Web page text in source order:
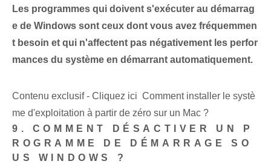
Les programmes qui doivent s'exécuter au démarrag
e de Windows sont ceux dont vous avez fréquemmen
t besoin et qui n'affectent pas négativement les perfor
mances du système en démarrant automatiquement.
Contenu exclusif - Cliquez ici Comment installer le systè
me d'exploitation à partir de zéro sur un Mac ?
9. COMMENT DÉSACTIVER UN P
ROGRAMME DE DÉMARRAGE SO
US WINDOWS ?